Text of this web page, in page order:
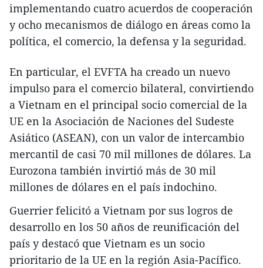
implementando cuatro acuerdos de cooperación
y ocho mecanismos de diálogo en áreas como la
política, el comercio, la defensa y la seguridad.
En particular, el EVFTA ha creado un nuevo
impulso para el comercio bilateral, convirtiendo
a Vietnam en el principal socio comercial de la
UE en la Asociación de Naciones del Sudeste
Asiático (ASEAN), con un valor de intercambio
mercantil de casi 70 mil millones de dólares. La
Eurozona también invirtió más de 30 mil
millones de dólares en el país indochino.
Guerrier felicitó a Vietnam por sus logros de
desarrollo en los 50 años de reunificación del
país y destacó que Vietnam es un socio
prioritario de la UE en la región Asia-Pacífico.